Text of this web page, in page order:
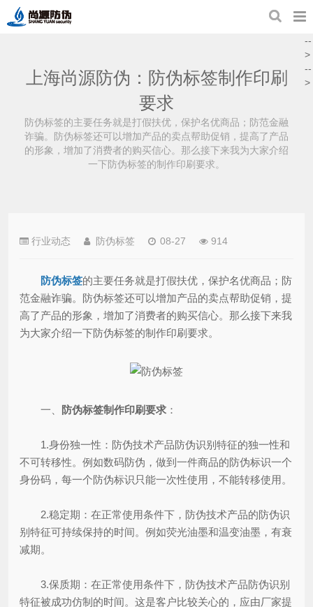
上海尚源防伪：防伪标签制作印刷
要求
防伪标签的主要任务就是打假扶优，保护名优商品；防范金融
诈骗。防伪标签还可以增加产品的卖点帮助促销，提高了产品
的形象，增加了消费者的购买信心。那么接下来我为大家介绍
一下防伪标签的制作印刷要求。
行业动态 防伪标签 08-27 914
防伪标签的主要任务就是打假扶优，保护名优商品；防
范金融诈骗。防伪标签还可以增加产品的卖点帮助促销，提
高了产品的形象，增加了消费者的购买信心。那么接下来我
为大家介绍一下防伪标签的制作印刷要求。
一、 防伪标签制作印刷要求 ：
1.身份独一性：防伪技术产品防伪识别特征的独一性和
不可转移性。例如数码防伪，做到一件商品的防伪标识一个
身份码，每一个防伪标识只能一次性使用，不能转移使用。
2.稳定期：在正常使用条件下，防伪技术产品的防伪识
别特征可持续保持的时间。例如荧光油墨和温变油墨，有衰
减期。
3.保质期：在正常使用条件下，防伪技术产品防伪识别
特征被成功仿制的时间。这是客户比较关心的，应由厂家提
--
>
--
>